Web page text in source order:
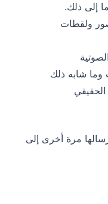
إلى ذلك.
ولقطات
وما شابه ذلك
مرة أخرى إلى